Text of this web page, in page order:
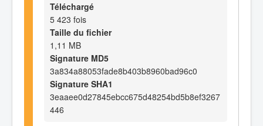
Téléchargé
5 423 fois
Taille du fichier
1,11 MB
Signature MD5
3a834a88053fade8b403b8960bad96c0
Signature SHA1
3eaaee0d27845ebcc675d48254bd5b8ef3267
446